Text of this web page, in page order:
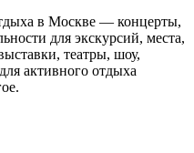
в Москве — концерты,
для экскурсий, места,
театры, шоу,
активного отдыха